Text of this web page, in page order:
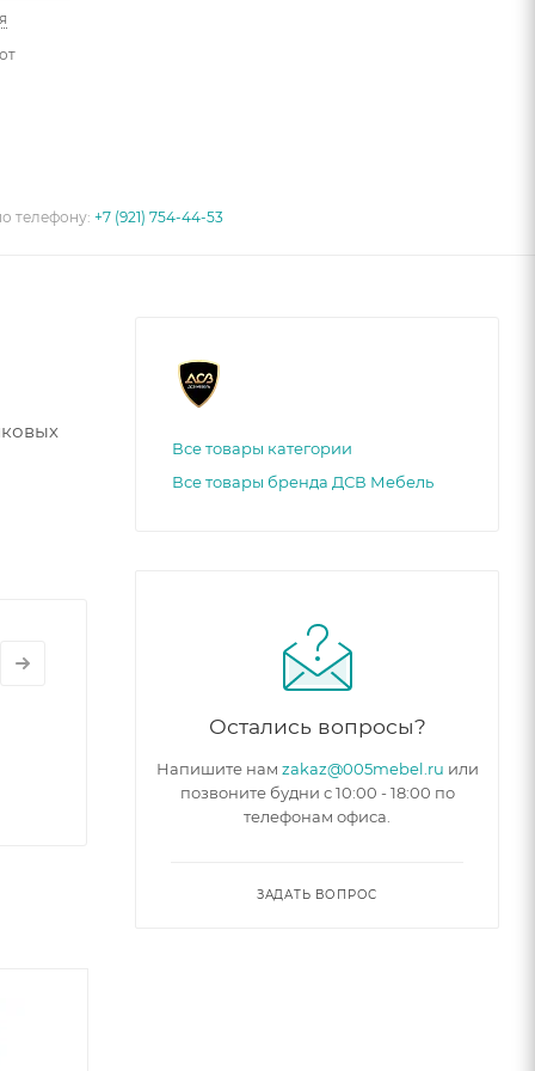
телефону:+7 (921) 754-44-53
Все товары категории
Все товары бренда ДСВ Мебель
Остались вопросы?
Напишите нам zakaz@005mebel.ru или
позвоните будни с 10:00 - 18:00 по
телефонам офиса.
ЗАДАТЬ ВОПРОС